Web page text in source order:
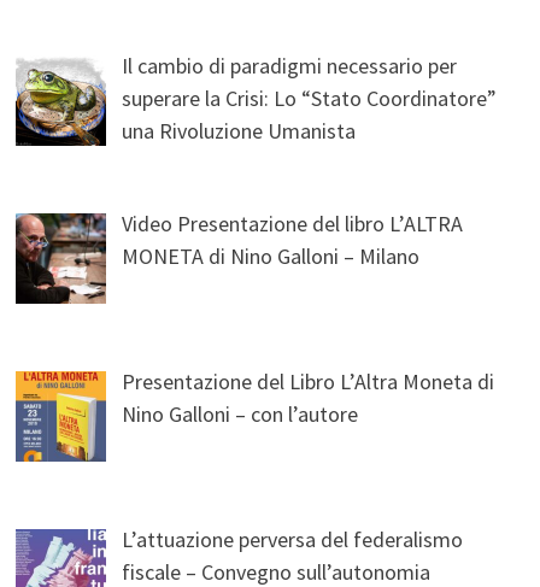
Il cambio di paradigmi necessario per
superare la Crisi: Lo “Stato Coordinatore”
una Rivoluzione Umanista
Video Presentazione del libro L’ALTRA
MONETA di Nino Galloni – Milano
Presentazione del Libro L’Altra Moneta di
Nino Galloni – con l’autore
L’attuazione perversa del federalismo
fiscale – Convegno sull’autonomia